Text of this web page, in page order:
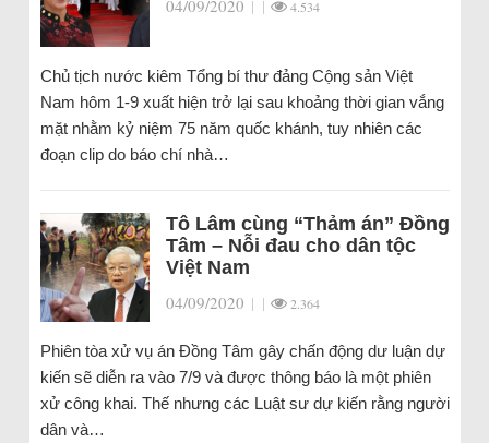
04/09/2020 | | 4.534
Chủ tịch nước kiêm Tổng bí thư đảng Cộng sản Việt
Nam hôm 1-9 xuất hiện trở lại sau khoảng thời gian vắng
mặt nhằm kỷ niệm 75 năm quốc khánh, tuy nhiên các
đoạn clip do báo chí nhà…
Tô Lâm cùng “Thảm án” Đồng
Tâm – Nỗi đau cho dân tộc
Việt Nam
04/09/2020 | | 2.364
Phiên tòa xử vụ án Đồng Tâm gây chấn động dư luận dự
kiến sẽ diễn ra vào 7/9 và được thông báo là một phiên
xử công khai. Thế nhưng các Luật sư dự kiến rằng người
dân và…